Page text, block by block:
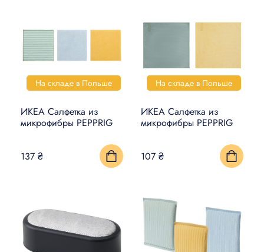
На складе в Польше
ИКЕА Салфетка из
микрофибры PEPPRIG
137 ₴
На складе в Польше
ИКЕА Салфетка из
микрофибры PEPPRIG
107 ₴